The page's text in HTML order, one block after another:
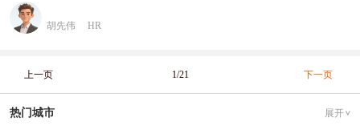
胡先伟 HR
上一页 1/21 下一页
热门城市 展开